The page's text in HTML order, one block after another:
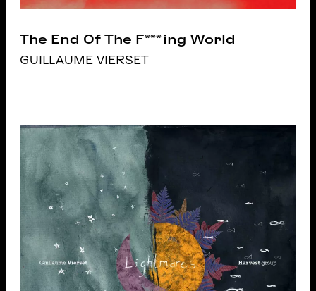
The End Of The F***ing World
GUILLAUME VIERSET